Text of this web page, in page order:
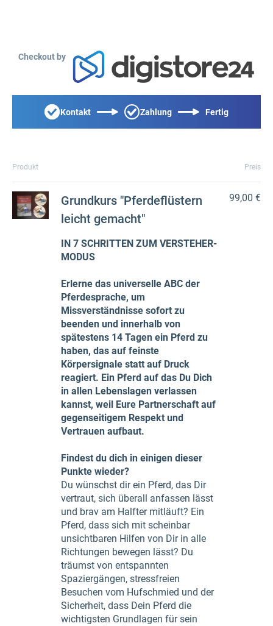
Checkout by
Kontakt Zahlung Fertig
Produkt Preis
Grundkurs "Pferdeflüstern
leicht gemacht"
IN 7 SCHRITTEN ZUM VERSTEHER-
MODUS
Erlerne das universelle ABC der
Pferdesprache, um
Missverständnisse sofort zu
beenden und innerhalb von
spätestens 14 Tagen ein Pferd zu
haben, das auf feinste
Körpersignale statt auf Druck
reagiert. Ein Pferd auf das Du Dich
in allen Lebenslagen verlassen
kannst, weil Eure Partnerschaft auf
gegenseitigem Respekt und
Vertrauen aufbaut.
Findest du dich in einigen dieser
Punkte wieder?
Du wünschst dir ein Pferd, das Dir
vertraut, sich überall anfassen lässt
und brav am Halfter mitläuft? Ein
Pferd, dass sich mit scheinbar
unsichtbaren Hilfen von Dir in alle
Richtungen bewegen lässt? Du
träumst von entspannten
Spaziergängen, stressfreien
Besuchen vom Hufschmied und der
Sicherheit, dass Dein Pferd die
wichtigsten Grundlagen für sein
99,00 €